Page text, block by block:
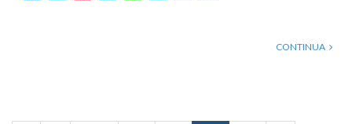
CONTINUA